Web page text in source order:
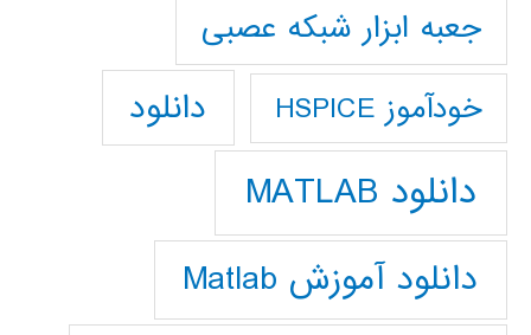
جعبه ابزار شبکه عصبی
خودآموز HSPICE دانلود
دانلود MATLAB
دانلود آموزش Matlab